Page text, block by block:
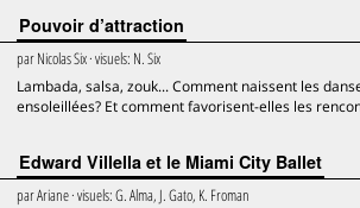
Pouvoir d’attraction
parNicolas Six· visuels: N. Six
Lambada, salsa, zouk... Comment naissent les
ensoleillées? Et comment favorisent-elles les
Edward Villella et le Miami City Ballet
parAriane· visuels:G. Alma, J. Gato, K. Froman